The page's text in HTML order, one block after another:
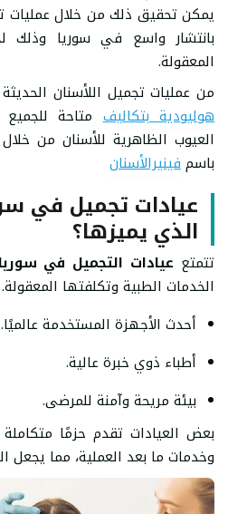
يمكن تحقيق ذلك من خلال عمليات
بانتشار واسع في سوريا وذلك
المعقولة.
من عمليات تجميل اللأسنان
هوليودية بتكاليفمتاحة
العيوب الظاهرية للأسنان من
باسمفينيرالأسنان
عيادات تجميل في
الذي يميزها؟
تتمتع عيادات التجميل في سوريا
الخدمات الطبية وتكلفتها
أحدث الأجهزة المستخدمة عالميًا.
أطباء ذوي خبرة عالية.
بيئة مريحة وآمنة للمرضى.
بعض العيادات تقدم حزمًا متكاملة
وخدمات ما بعد العملية، مما يجعل